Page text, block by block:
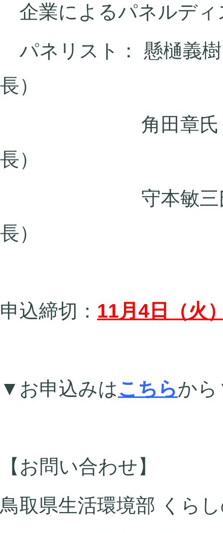
企業によるパネルディ
パネリスト： 懸樋義
長）
角田章氏（米子
長）
守本敏三氏（サ
長）
申込締切： 11月4日（火
▼お申込みはこちらか
【お問い合わせ】
鳥取県生活環境部 くら